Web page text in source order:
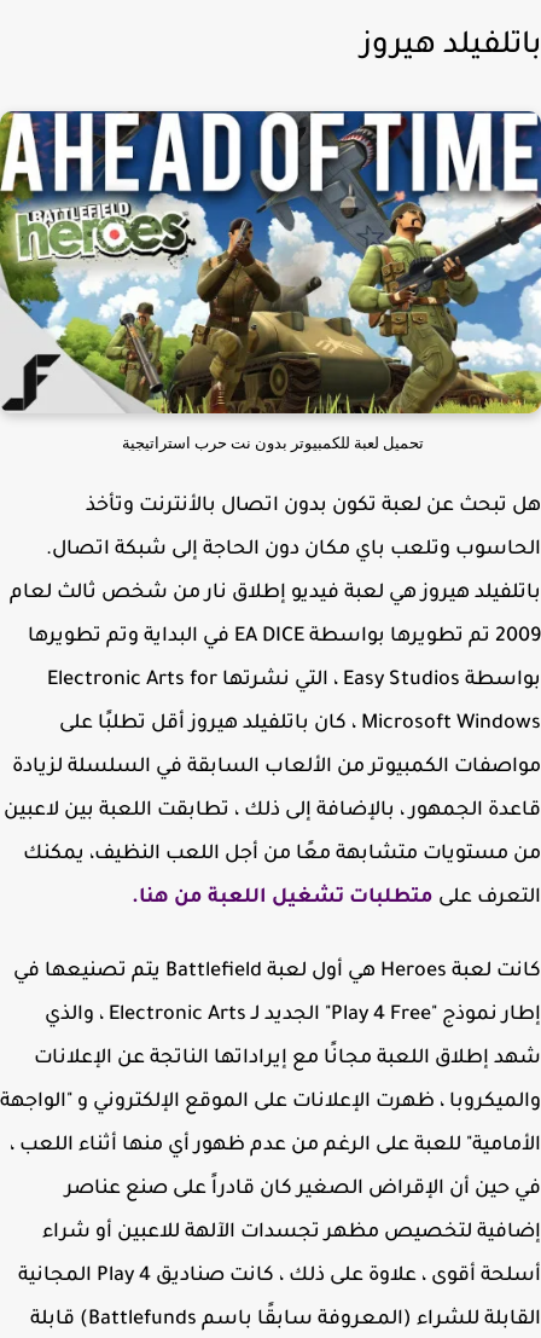
هيروز
تحميل لعبة للكمبيوتر بدون نت حرب استراتيجية
تبحث عن لعبة تكون بدون اتصال بالأنترنت وتأخذ
وتلعب باي مكان دون الحاجة إلى شبكة اتصال.
هيروز هي لعبة فيديو إطلاق نار من شخص ثالث لعام
2009 تم تطويرها بواسطة EA DICE في البداية وتم تطويرها
بواسطة Easy Studios ، التي نشرتها Electronic Arts for
Microsoft Windows ، كان باتلفيلد هيروز أقل تطلبًا على
الكمبيوتر من الألعاب السابقة في السلسلة لزيادة
الجمهور ، بالإضافة إلى ذلك ، تطابقت اللعبة بين لاعبين
مستويات متشابهة معًا من أجل اللعب النظيف، يمكنك
علىمتطلبات تشغيل اللعبة من هنا.
كانت لعبة Heroes هي أول لعبة Battlefield يتم تصنيعها في
إطار نموذج "Play 4 Free" الجديد لـ Electronic Arts ، والذي
إطلاق اللعبة مجانًا مع إيراداتها الناتجة عن الإعلانات
، ظهرت الإعلانات على الموقع الإلكتروني و "الواجهة
للعبة على الرغم من عدم ظهور أي منها أثناء اللعب ،
حين أن الإقراض الصغير كان قادراً على صنع عناصر
لتخصيص مظهر تجسدات الآلهة للاعبين أو شراء
أسلحة أقوى ، علاوة على ذلك ، كانت صناديق Play 4 المجانية
القابلة للشراء (المعروفة سابقًا باسم Battlefunds) قابلة